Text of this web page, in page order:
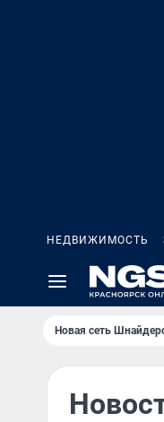
НЕДВИЖИМОСТЬ
Новая сеть